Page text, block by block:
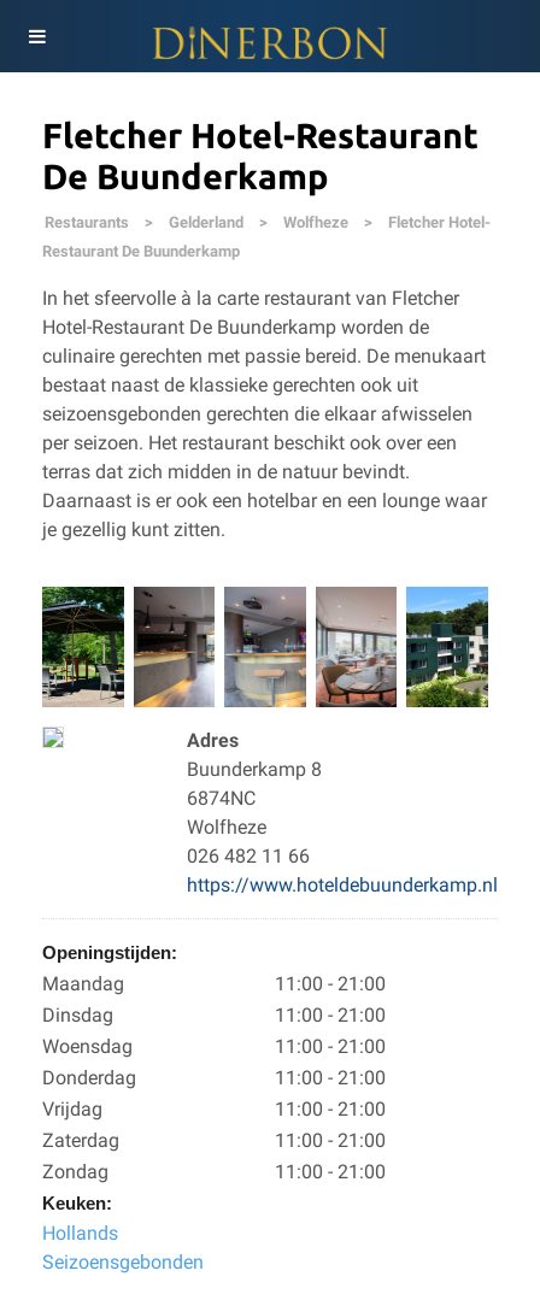
Fletcher Hotel-Restaurant
De Buunderkamp
Restaurants > Gelderland > Wolfheze >
Fletcher Hotel-
Restaurant De Buunderkamp
In het sfeervolle à la carte restaurant van Fletcher
Hotel-Restaurant De Buunderkamp worden de
culinaire gerechten met passie bereid. De menukaart
bestaat naast de klassieke gerechten ook uit
seizoensgebonden gerechten die elkaar afwisselen
per seizoen. Het restaurant beschikt ook over een
terras dat zich midden in de natuur bevindt.
Daarnaast is er ook een hotelbar en een lounge waar
je gezellig kunt zitten.
Adres
Buunderkamp 8
6874NC
Wolfheze
026 482 11 66
https://www.hoteldebuunderkamp.nl
Openingstijden:
Maandag
11:00 - 21:00
Dinsdag
11:00 - 21:00
Woensdag
11:00 - 21:00
Donderdag
11:00 - 21:00
Vrijdag
11:00 - 21:00
Zaterdag
11:00 - 21:00
Zondag
11:00 - 21:00
Keuken:
Hollands
Seizoensgebonden